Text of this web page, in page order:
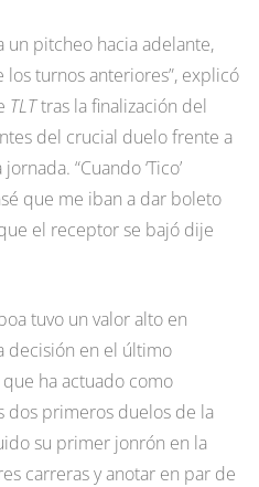
un pitcheo hacia adelante,
turnos anteriores”, explicó
TLTtras la finalización del
del crucial duelo frente a
“Cuando ‘Tico’
que me iban a dar boleto
el receptor se bajó dije
tuvo un valor alto en
decisión en el último
ha actuado como
dos primeros duelos de la
su primer jonrón en la
carreras y anotar en par de